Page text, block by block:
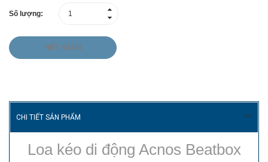
Số lượng:
HẾT HÀNG
CHI TIẾT SẢN PHẨM
Loa kéo di động Acnos Beatbox